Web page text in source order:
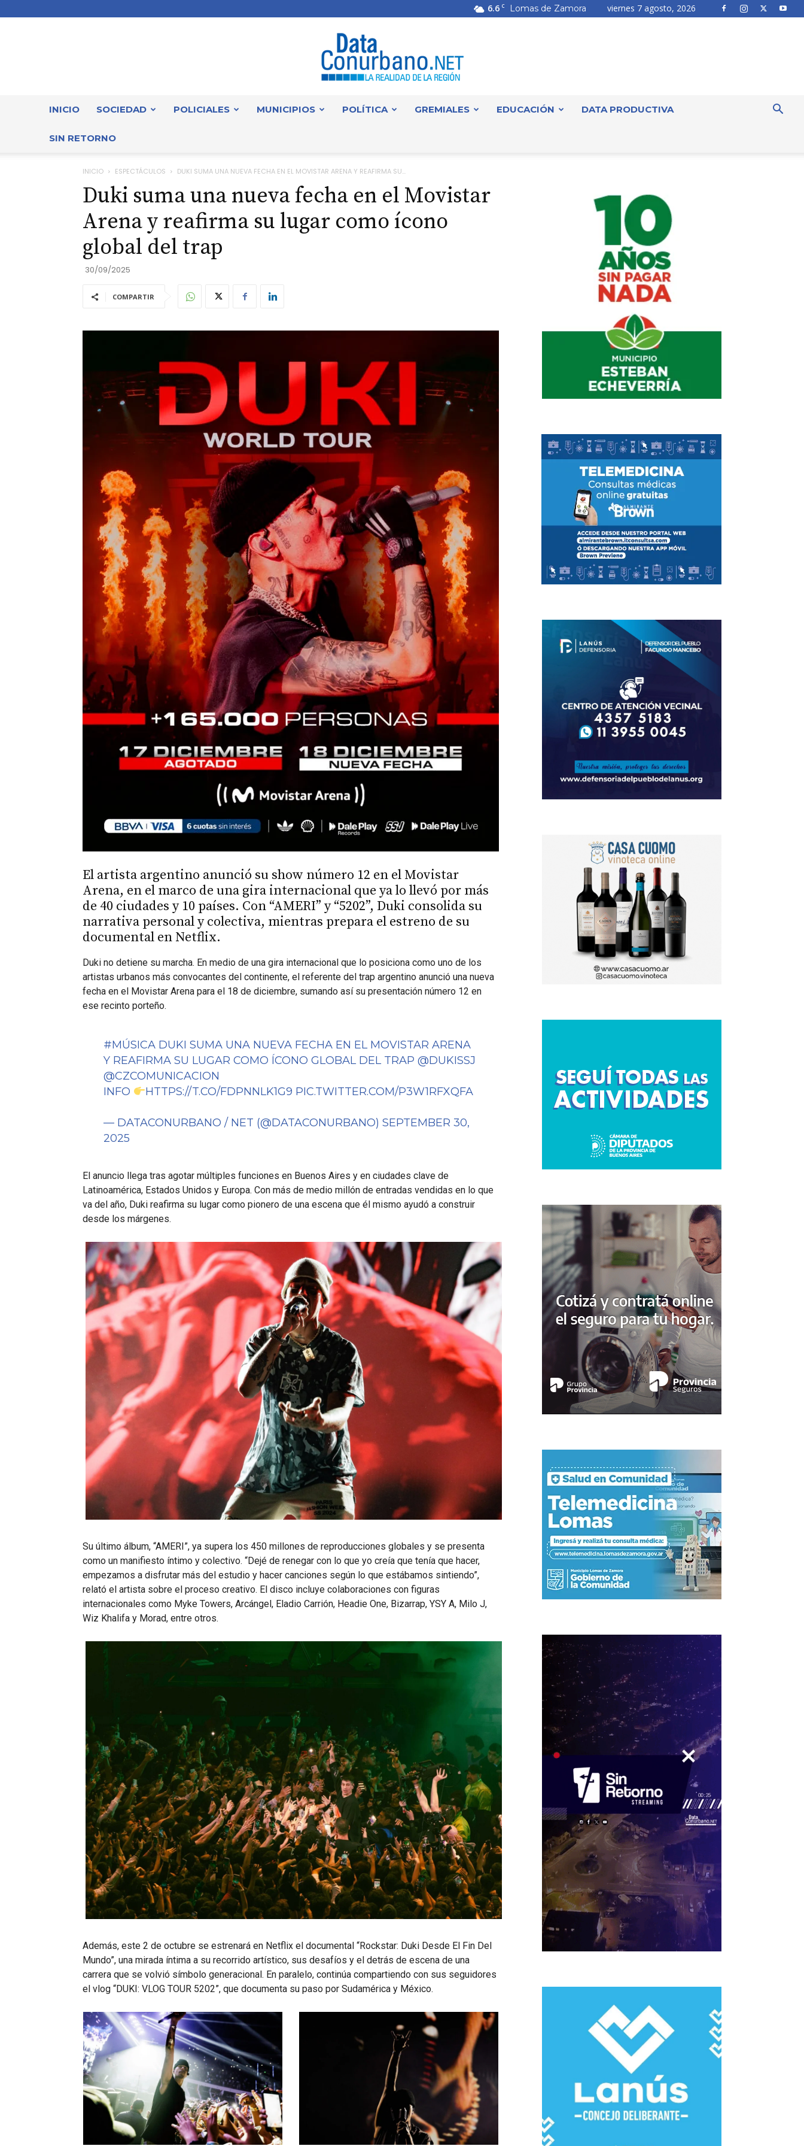
6.6 C Lomas de Zamora viernes 7 agosto, 2026
INICIO SOCIEDAD POLICIALES MUNICIPIOS POLÍTICA GREMIALES EDUCACIÓN DATA PRODUCTIVA
SIN RETORNO
INICIO ESPECTÁCULOS DUKI SUMA UNA NUEVA FECHA EN EL MOVISTAR ARENA Y REAFIRMA SU...
Duki suma una nueva fecha en el Movistar
Arena y reafirma su lugar como ícono
global del trap
30/09/2025
COMPARTIR
El artista argentino anunció su show número 12 en el Movistar
Arena, en el marco de una gira internacional que ya lo llevó por más
de 40 ciudades y 10 países. Con “AMERI” y “5202”, Duki consolida su
narrativa personal y colectiva, mientras prepara el estreno de su
documental en Netflix.
Duki no detiene su marcha. En medio de una gira internacional que lo posiciona como uno de los
artistas urbanos más convocantes del continente, el referente del trap argentino anunció una nueva
fecha en el Movistar Arena para el 18 de diciembre, sumando así su presentación número 12 en
ese recinto porteño.
#MÚSICADUKI SUMA UNA NUEVA FECHA EN EL MOVISTAR ARENA
Y REAFIRMA SU LUGAR COMO ÍCONO GLOBAL DEL TRAP @DUKISSJ
@CZCOMUNICACION
INFO
HTTPS://T.CO/FDPNNLK1G9 PIC.TWITTER.COM/P3W1RFXQFA
— DATACONURBANO / NET (@DATACONURBANO) SEPTEMBER 30,
2025
El anuncio llega tras agotar múltiples funciones en Buenos Aires y en ciudades clave de
Latinoamérica, Estados Unidos y Europa. Con más de medio millón de entradas vendidas en lo que
va del año, Duki reafirma su lugar como pionero de una escena que él mismo ayudó a construir
desde los márgenes.
Su último álbum, “AMERI”, ya supera los 450 millones de reproducciones globales y se presenta
como un manifiesto íntimo y colectivo. “Dejé de renegar con lo que yo creía que tenía que hacer,
empezamos a disfrutar más del estudio y hacer canciones según lo que estábamos sintiendo”,
relató el artista sobre el proceso creativo. El disco incluye colaboraciones con figuras
internacionales como Myke Towers, Arcángel, Eladio Carrión, Headie One, Bizarrap, YSY A, Milo J,
Wiz Khalifa y Morad, entre otros.
Además, este 2 de octubre se estrenará en Netflix el documental “Rockstar: Duki Desde El Fin Del
Mundo”, una mirada íntima a su recorrido artístico, sus desafíos y el detrás de escena de una
carrera que se volvió símbolo generacional. En paralelo, continúa compartiendo con sus seguidores
el vlog “DUKI: VLOG TOUR 5202”, que documenta su paso por Sudamérica y México.